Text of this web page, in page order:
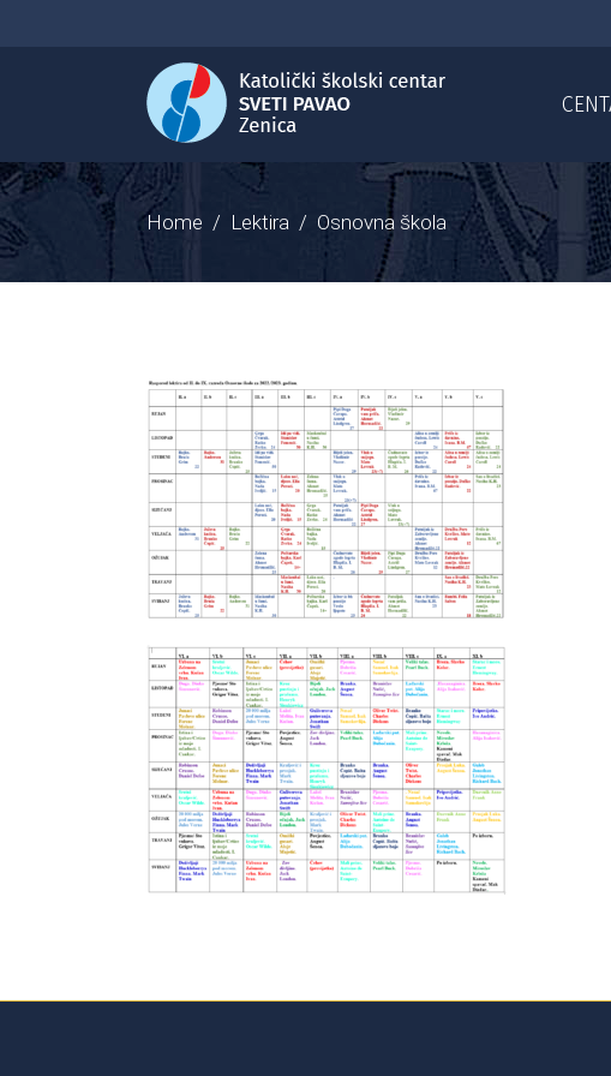
Home / Lektira / Osnovna škola